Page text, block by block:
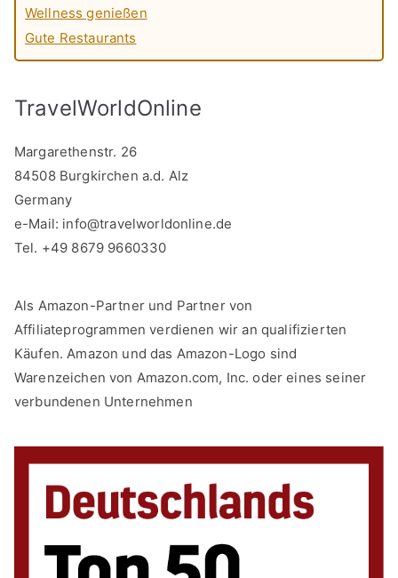
Wellness genießen
Gute Restaurants
TravelWorldOnline
Margarethenstr. 26
84508 Burgkirchen a.d. Alz
Germany
e-Mail: info@travelworldonline.de
Tel. +49 8679 9660330
Als Amazon-Partner und Partner von
Affiliateprogrammen verdienen wir an qualifizierten
Käufen. Amazon und das Amazon-Logo sind
Warenzeichen von Amazon.com, Inc. oder eines seiner
verbundenen Unternehmen